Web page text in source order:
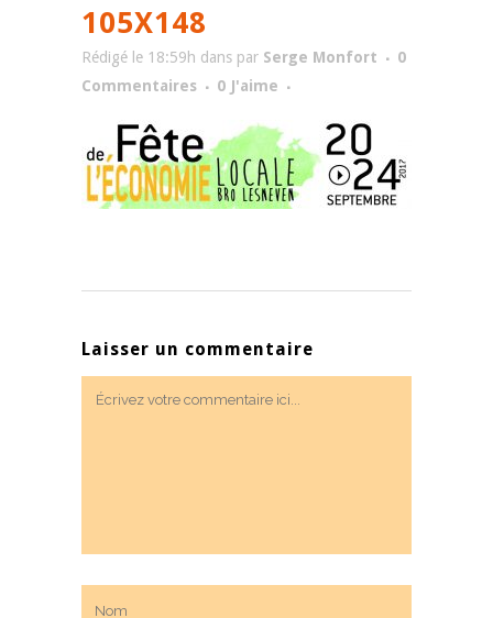
105X148
Rédigé le 18:59h dans par Serge Monfort
0
Commentaires
0 J'aime
Laisser un commentaire